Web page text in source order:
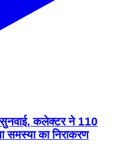
कलेक्टर ने 110
का निराकरण